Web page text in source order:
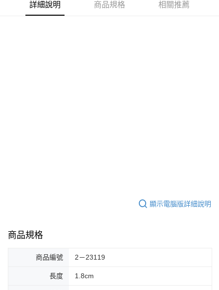
街口支付
詳細說明 商品規格 相關推薦
顯示電腦版詳細說明
商品規格
商品編號 2－23119
長度 1.8cm